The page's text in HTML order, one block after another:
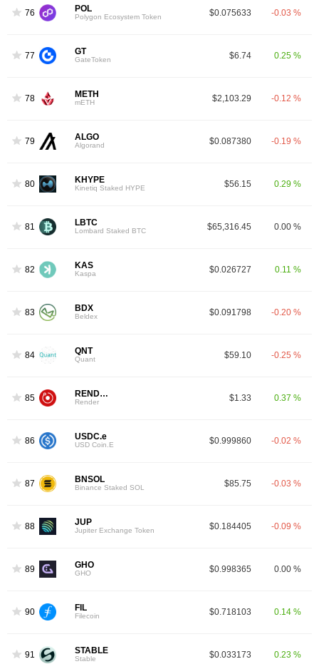
76 POL
Polygon Ecosystem Token $0.075633 -0.03 %
77 GT
GateToken $6.74 0.25 %
78 METH
mETH $2,103.29 -0.12 %
79 ALGO
Algorand $0.087380 -0.19 %
80 KHYPE
Kinetiq Staked HYPE $56.15 0.29 %
81 LBTC
Lombard Staked BTC $65,316.45 0.00 %
82 KAS
Kaspa $0.026727 0.11 %
83 BDX
Beldex $0.091798 -0.20 %
84 QNT
Quant $59.10 -0.25 %
85 RENDER
Render $1.33 0.37 %
86 USDC.e
USD Coin.E $0.999860 -0.02 %
87 BNSOL
Binance Staked SOL $85.75 -0.03 %
88 JUP
Jupiter Exchange Token $0.184405 -0.09 %
89 GHO
GHO $0.998365 0.00 %
90 FIL
Filecoin $0.718103 0.14 %
91 STABLE
Stable $0.033173 0.23 %